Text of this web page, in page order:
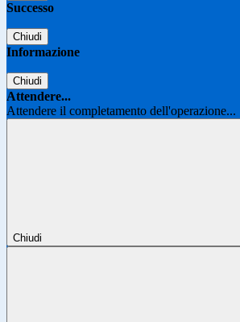
Successo
Chiudi
Informazione
Chiudi
Attendere...
Attendere il completamento dell'operazione...
Chiudi